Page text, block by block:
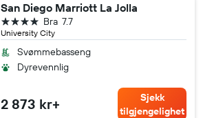
San Diego Marriott La Jolla
University City
7.7
Bra
4 stjerner
Svømmebasseng
Dyrevennlig
2 873 kr+
Sjekk
tilgjengelighet